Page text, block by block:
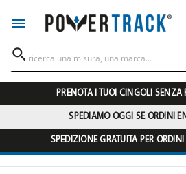


PRENOTA I TUOI CINGOLI SENZA
SPEDIAMO OGGI SE ORDINI
SPEDIZIONE GRATUITA PER